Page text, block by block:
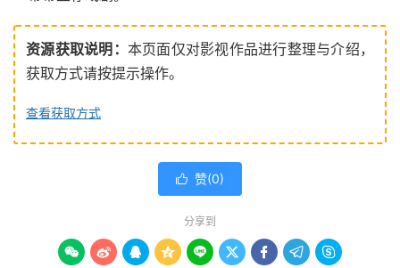
资源获取说明： 本页面仅对影视作品进行整理与介绍，
获取方式请按提示操作。
查看获取方式
 赞(0)
分享到
        